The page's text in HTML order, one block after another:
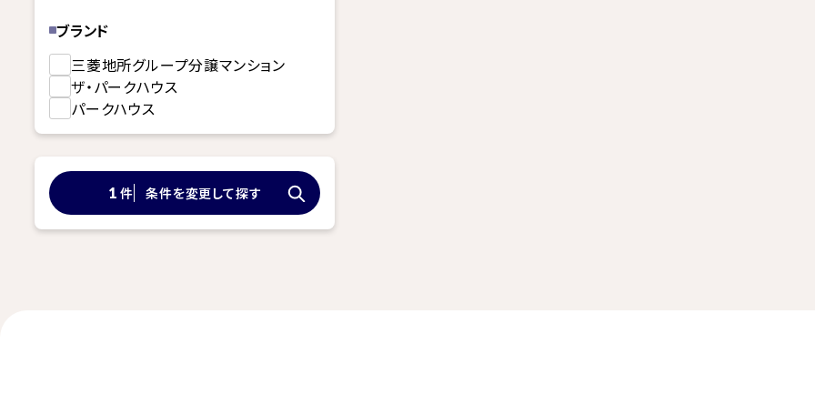
ブランド
三菱地所グループ分譲マンション
ザ・パークハウス
パークハウス
1 件 条件を変更して探す